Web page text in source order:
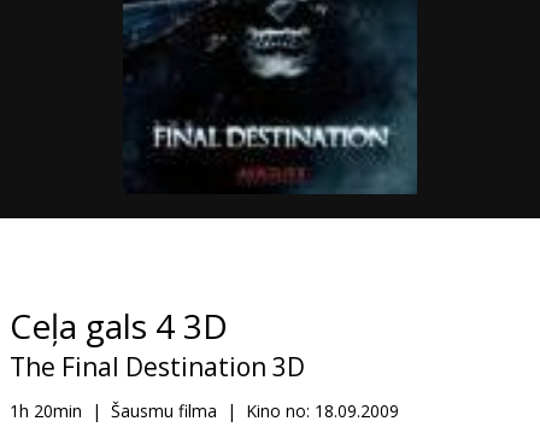
Pasākumi
B2B
Ceļa gals 4 3D
The Final Destination 3D
1h 20min | Šausmu filma | Kino no: 18.09.2009